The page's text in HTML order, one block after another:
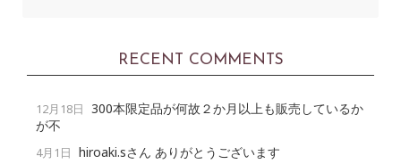
RECENT COMMENTS
12月18日 300本限定品が何故２か月以上も販売しているか
が不
4月1日 hiroaki.sさん ありがとうございます